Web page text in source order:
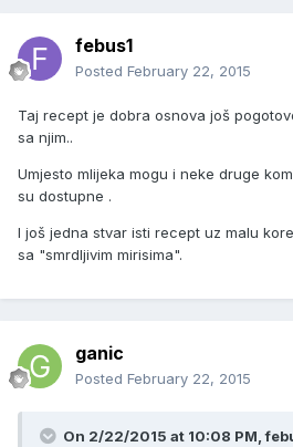
febus1
Posted February 22, 2015
Taj recept je dobra osnova još
sa njim..
Umjesto mlijeka mogu i neke druge
su dostupne .
I još jedna stvar isti recept uz malu
sa "smrdljivim mirisima".
ganic
Posted February 22, 2015
On 2/22/2015 at 10:08 PM,